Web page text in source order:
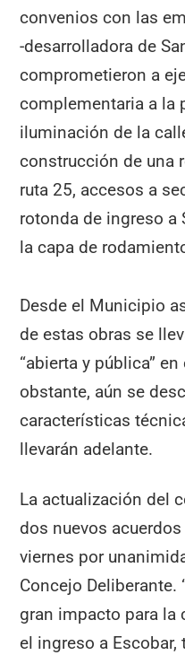
convenios con las
-desarrolladora de
comprometieron a
complementaria a la
iluminación de la
construcción de una
ruta 25, accesos a
rotonda de ingreso a
la capa de
Desde el Municipio
de estas obras se
“abierta y pública”
obstante, aún se
características
llevarán adelante.
La actualización del
dos nuevos
viernes por
Concejo Deliberante.
gran impacto para la
el ingreso a